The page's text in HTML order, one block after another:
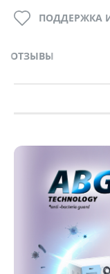
ОТЗЫВЫ
ПОДДЕРЖКА